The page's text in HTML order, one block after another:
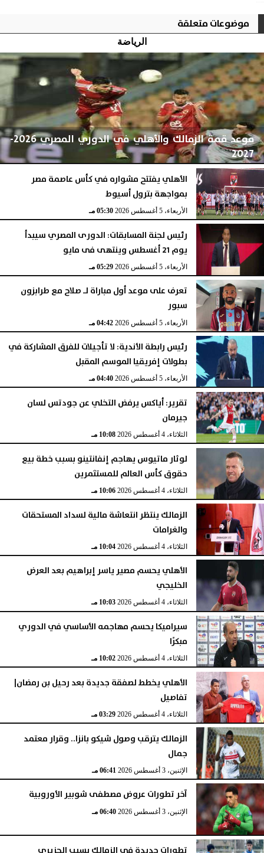
موضوعات متعلقة
الرياضة
موعد قمة الزمالك والأهلي في الدوري المصري 2026-
2027
الأربعاء، 5 أغسطس 2026 05:59 مـ
الأهلي يفتتح مشواره في كأس عاصمة مصر
بمواجهة بترول أسيوط
الأربعاء، 5 أغسطس 2026 05:30 مـ
رئيس لجنة المسابقات: الدورى المصري سيبدأ
يوم 21 أغسطس وينتهى فى مايو
الأربعاء، 5 أغسطس 2026 05:29 مـ
تعرف على موعد أول مباراة لـ صلاح مع طرابزون
سبور
الأربعاء، 5 أغسطس 2026 04:42 مـ
رئيس رابطة الأندية: لا تأجيلات للفرق المشاركة في
بطولات إفريقيا الموسم المقبل
الأربعاء، 5 أغسطس 2026 04:40 مـ
تقرير: أياكس يرفض التخلي عن جودتس لسان
جيرمان
الثلاثاء، 4 أغسطس 2026 10:08 مـ
لوثار ماتيوس يهاجم إنفانتينو بسبب خطة بيع
حقوق كأس العالم للمستثمرين
الثلاثاء، 4 أغسطس 2026 10:06 مـ
الزمالك ينتظر انتعاشة مالية لسداد المستحقات
والغرامات
الثلاثاء، 4 أغسطس 2026 10:04 مـ
الأهلي يحسم مصير ياسر إبراهيم بعد العرض
الخليجي
الثلاثاء، 4 أغسطس 2026 10:03 مـ
سيراميكا يحسم مهاجمه الأساسي في الدوري
مبكرًا
الثلاثاء، 4 أغسطس 2026 10:02 مـ
الأهلي يخطط لصفقة جديدة بعد رحيل بن رمضان|
تفاصيل
الثلاثاء، 4 أغسطس 2026 03:29 مـ
الزمالك يترقب وصول شيكو بانزا.. وقرار معتمد
جمال
الإثنين، 3 أغسطس 2026 06:41 مـ
آخر تطورات عروض مصطفى شوبير الأوروبية
الإثنين، 3 أغسطس 2026 06:40 مـ